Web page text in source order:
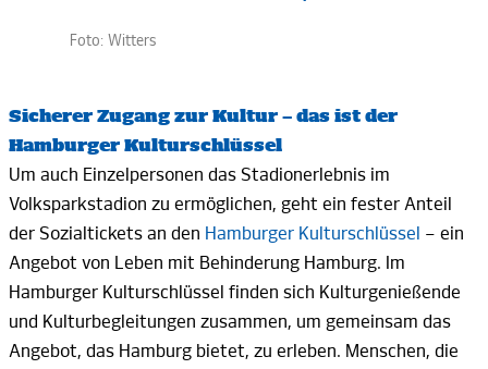
Foto: Witters
Sicherer Zugang zur Kultur – das ist der
Hamburger Kulturschlüssel
Um auch Einzelpersonen das Stadionerlebnis im
Volksparkstadion zu ermöglichen, geht ein fester Anteil
der Sozialtickets an den Hamburger Kulturschlüssel – ein
Angebot von Leben mit Behinderung Hamburg. Im
Hamburger Kulturschlüssel finden sich Kulturgenießende
und Kulturbegleitungen zusammen, um gemeinsam das
Angebot, das Hamburg bietet, zu erleben. Menschen, die